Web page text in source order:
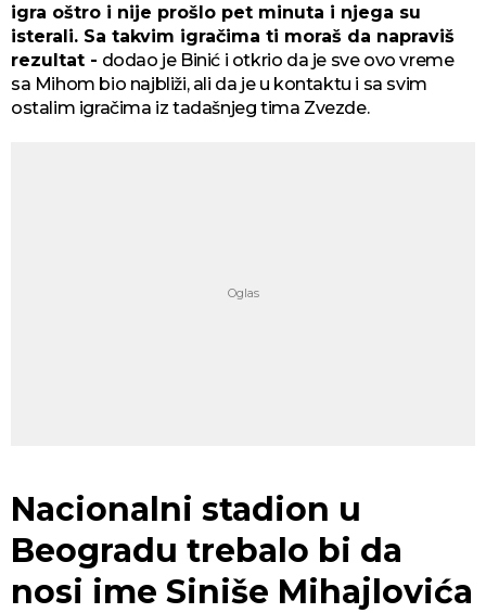
igra oštro i nije prošlo pet minuta i njega su
isterali. Sa takvim igračima ti moraš da napraviš
rezultat - dodao je Binić i otkrio da je sve ovo vreme
sa Mihom bio najbliži, ali da je u kontaktu i sa svim
ostalim igračima iz tadašnjeg tima Zvezde.
Nacionalni stadion u
Beogradu trebalo bi da
nosi ime Siniše Mihajlovića